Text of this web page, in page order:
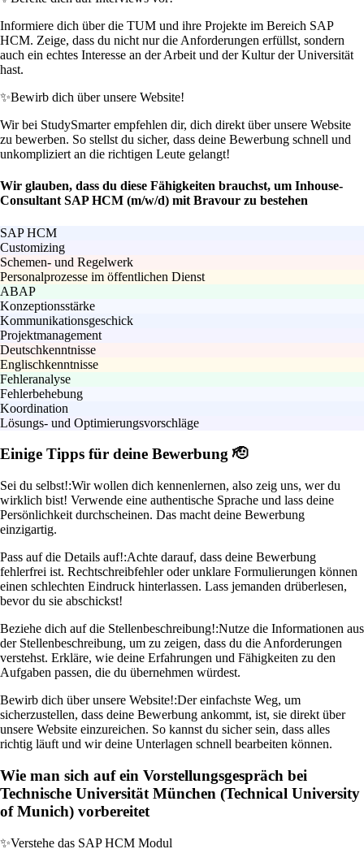
Informiere dich über die TUM und ihre Projekte im Bereich SAP
HCM. Zeige, dass du nicht nur die Anforderungen erfüllst, sondern
auch ein echtes Interesse an der Arbeit und der Kultur der Universität
hast.
✨Bewirb dich über unsere Website!
Wir bei StudySmarter empfehlen dir, dich direkt über unsere Website
zu bewerben. So stellst du sicher, dass deine Bewerbung schnell und
unkompliziert an die richtigen Leute gelangt!
Wir glauben, dass du diese Fähigkeiten brauchst, um Inhouse-
Consultant SAP HCM (m/w/d) mit Bravour zu bestehen
SAP HCM
Customizing
Schemen- und Regelwerk
Personalprozesse im öffentlichen Dienst
ABAP
Konzeptionsstärke
Kommunikationsgeschick
Projektmanagement
Deutschkenntnisse
Englischkenntnisse
Fehleranalyse
Fehlerbehebung
Koordination
Lösungs- und Optimierungsvorschläge
Einige Tipps für deine Bewerbung 🫡
Sei du selbst!:Wir wollen dich kennenlernen, also zeig uns, wer du
wirklich bist! Verwende eine authentische Sprache und lass deine
Persönlichkeit durchscheinen. Das macht deine Bewerbung
einzigartig.
Pass auf die Details auf!:Achte darauf, dass deine Bewerbung
fehlerfrei ist. Rechtschreibfehler oder unklare Formulierungen können
einen schlechten Eindruck hinterlassen. Lass jemanden drüberlesen,
bevor du sie abschickst!
Beziehe dich auf die Stellenbeschreibung!:Nutze die Informationen aus
der Stellenbeschreibung, um zu zeigen, dass du die Anforderungen
verstehst. Erkläre, wie deine Erfahrungen und Fähigkeiten zu den
Aufgaben passen, die du übernehmen würdest.
Bewirb dich über unsere Website!:Der einfachste Weg, um
sicherzustellen, dass deine Bewerbung ankommt, ist, sie direkt über
unsere Website einzureichen. So kannst du sicher sein, dass alles
richtig läuft und wir deine Unterlagen schnell bearbeiten können.
Wie man sich auf ein Vorstellungsgespräch bei
Technische Universität München (Technical University
of Munich) vorbereitet
✨Verstehe das SAP HCM Modul